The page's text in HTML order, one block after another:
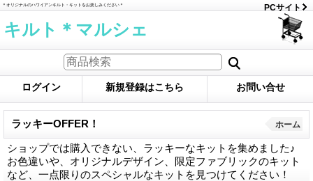
＊オリジナルのハワイアンキルト・キットをお楽しみください＊ PCサイト
キルト＊マルシェ
ログイン 新規登録はこちら お問い合せ
ラッキーOFFER！
ショップでは購入できない、ラッキーなキットを集めました♪
お色違いや、オリジナルデザイン、限定ファブリックのキット
など、一点限りのスペシャルなキットを見つけてください！
ホーム